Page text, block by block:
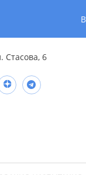
Стасова, 6